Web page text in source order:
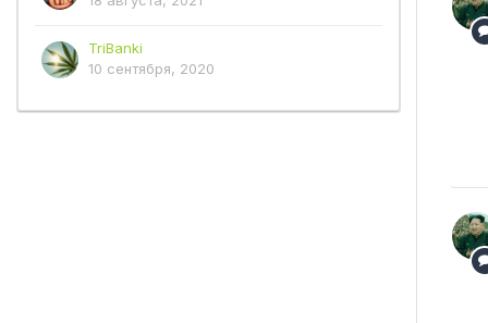
TriBanki
10 сентября, 2020